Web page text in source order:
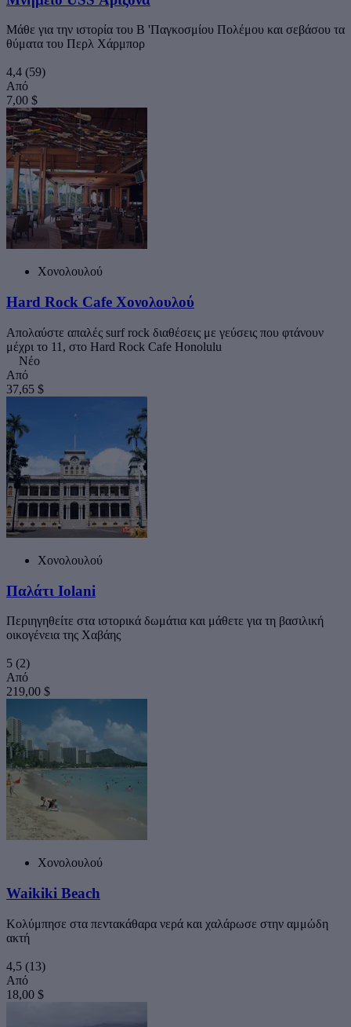
Μάθε για την ιστορία του Β 'Παγκοσμίου Πολέμου και σεβάσου τα
θύματα του Περλ Χάρμπορ
4,4 (59)
Από
7,00 $
Χονολουλού
Hard Rock Cafe Χονολουλού
Απολαύστε απαλές surf rock διαθέσεις με γεύσεις που φτάνουν
μέχρι το 11, στο Hard Rock Cafe Honolulu
Νέο
Από
37,65 $
Χονολουλού
Παλάτι Iolani
Περιηγηθείτε στα ιστορικά δωμάτια και μάθετε για τη βασιλική
οικογένεια της Χαβάης
5 (2)
Από
219,00 $
Χονολουλού
Waikiki Beach
Κολύμπησε στα πεντακάθαρα νερά και χαλάρωσε στην αμμώδη
ακτή
4,5 (13)
Από
18,00 $